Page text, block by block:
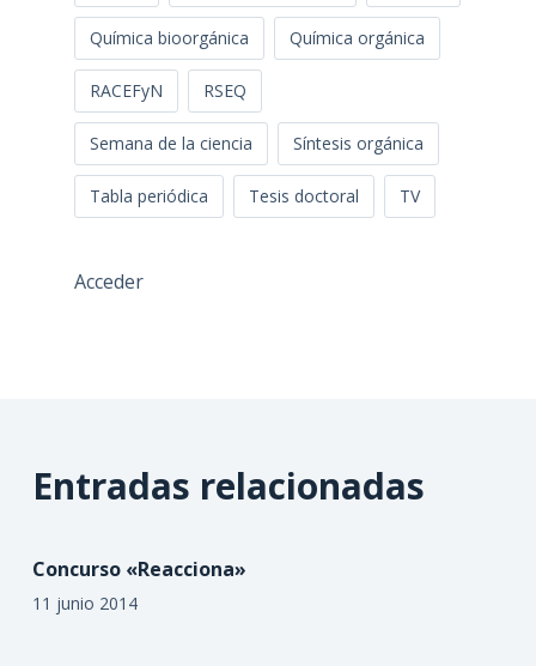
Química bioorgánica Química orgánica
RACEFyN RSEQ
Semana de la ciencia Síntesis orgánica
Tabla periódica Tesis doctoral TV
Acceder
Entradas relacionadas
Concurso «Reacciona»
11 junio 2014